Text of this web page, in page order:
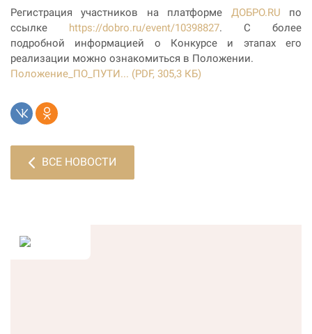
Регистрация участников на платформе ДОБРО.RU по
ссылке https://dobro.ru/event/10398827. С более
подробной информацией о Конкурсе и этапах его
реализации можно ознакомиться в Положении.
Положение_ПО_ПУТИ... (PDF, 305,3 КБ)
ВСЕ НОВОСТИ